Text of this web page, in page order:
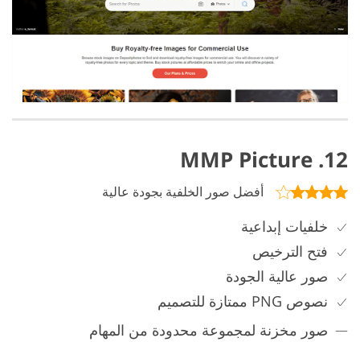
12. MMP Picture
أفضل صور الخلفية بجودة عالية
خلفيات إبداعية
فتح الترخيص
صور عالية الجودة
نصوص PNG ممتازة للتصميم
صور مخزنة لمجموعة محدودة من المهام